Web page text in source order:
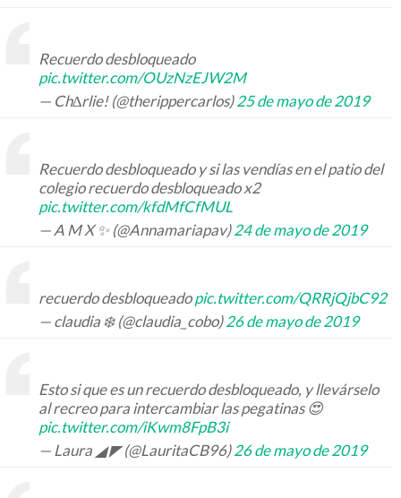
Recuerdo desbloqueado
pic.twitter.com/OUzNzEJW2M
— Ch∆rlie! (@therippercarlos)25 de mayo de 2019
Recuerdo desbloqueado y si las vendías en el patio del
colegio recuerdo desbloqueado x2
pic.twitter.com/kfdMfCfMUL
— A M X ✨ (@Annamariapav)24 de mayo de 2019
recuerdo desbloqueadopic.twitter.com/QRRjQjbC92
— claudia ❄️ (@claudia_cobo)26 de mayo de 2019
Esto si que es un recuerdo desbloqueado, y llevárselo
al recreo para intercambiar las pegatinas 😍
pic.twitter.com/iKwm8FpB3i
— Laura ◢ ◤ (@LauritaCB96)26 de mayo de 2019